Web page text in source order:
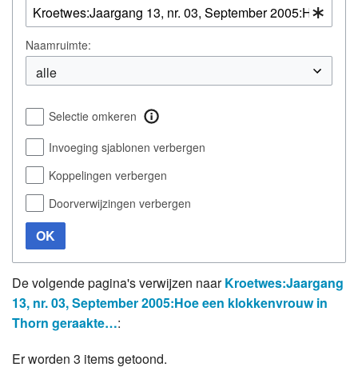
Verenigingsinfo
Naamruimte:
Selectie omkeren
Invoeging sjablonen verbergen
Koppelingen verbergen
Doorverwijzingen verbergen
OK
De volgende pagina's verwijzen naarKroetwes:Jaargang
13, nr. 03, September 2005:Hoe een klokkenvrouw in
Thorn geraakte…:
Er worden 3 items getoond.